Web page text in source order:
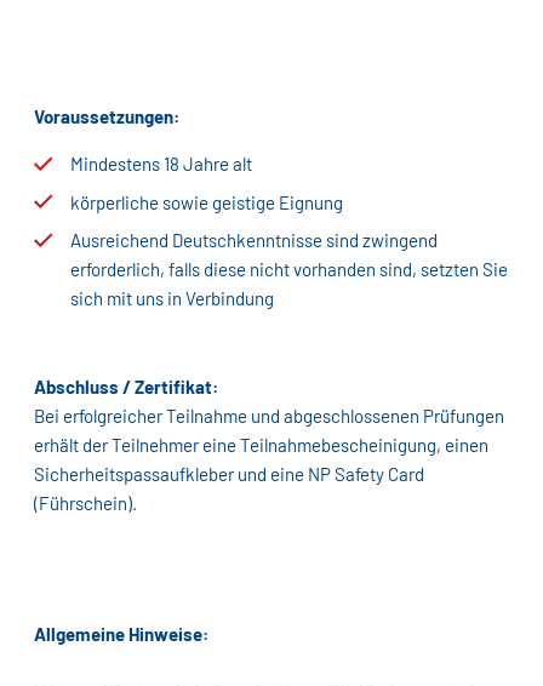
Voraussetzungen:
Mindestens 18 Jahre alt
körperliche sowie geistige Eignung
Ausreichend Deutschkenntnisse sind zwingend
erforderlich, falls diese nicht vorhanden sind, setzten Sie
sich mit uns in Verbindung
Abschluss / Zertifikat:
Bei erfolgreicher Teilnahme und abgeschlossenen Prüfungen
erhält der Teilnehmer eine Teilnahmebescheinigung, einen
Sicherheitspassaufkleber und eine NP Safety Card
(Führschein).
Allgemeine Hinweise: